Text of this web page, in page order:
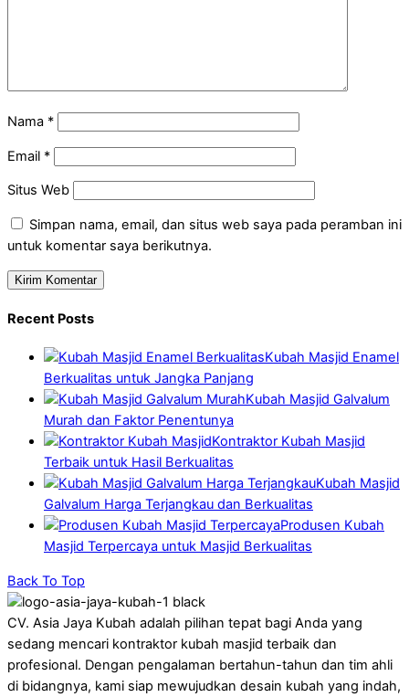
Nama *
Email *
Situs Web
Simpan nama, email, dan situs web saya pada peramban ini
untuk komentar saya berikutnya.
Recent Posts
Kubah Masjid Enamel
Berkualitas untuk Jangka Panjang
Kubah Masjid Galvalum
Murah dan Faktor Penentunya
Kontraktor Kubah Masjid
Terbaik untuk Hasil Berkualitas
Kubah Masjid
Galvalum Harga Terjangkau dan Berkualitas
Produsen Kubah
Masjid Terpercaya untuk Masjid Berkualitas
Back To Top
CV. Asia Jaya Kubah adalah pilihan tepat bagi Anda yang
sedang mencari kontraktor kubah masjid terbaik dan
profesional. Dengan pengalaman bertahun-tahun dan tim ahli
di bidangnya, kami siap mewujudkan desain kubah yang indah,